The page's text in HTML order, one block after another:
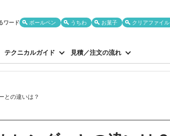
ワード ボールペン うちわ お菓子 クリアファイル
テクニカルガイド 見積／注文の流れ
との違いは？